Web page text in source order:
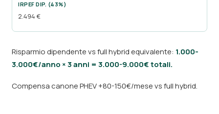
2.494 €
Risparmio dipendente vs full hybrid equivalente: 1.000-
3.000€/anno × 3 anni = 3.000-9.000€ totali.
Compensa canone PHEV +80-150€/mese vs full hybrid.